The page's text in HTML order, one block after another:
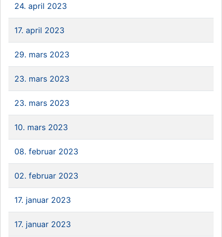
24. april 2023
17. april 2023
29. mars 2023
23. mars 2023
23. mars 2023
10. mars 2023
08. februar 2023
02. februar 2023
17. januar 2023
17. januar 2023